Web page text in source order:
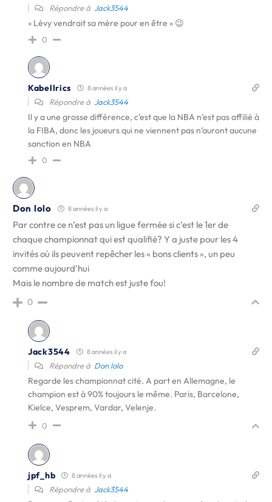
Répondre à Jack3544
« Lévy vendrait sa mère pour en être » 😉
0
Kabellrics 8 années il y a
Répondre à Jack3544
Il y a une grosse différence, c’est que la NBA n’est pas affilié à
la FIBA, donc les joueurs qui ne viennent pas n’auront aucune
sanction en NBA
0
Don lolo 8 années il y a
Par contre ce n’est pas un ligue fermée si c’est le 1er de
chaque championnat qui est qualifié? Y a juste pour les 4
invités où ils peuvent repêcher les « bons clients », un peu
comme aujourd’hui
Mais le nombre de match est juste fou!
0
Jack3544 8 années il y a
Répondre à Don lolo
Regarde les championnat cité. A part en Allemagne, le
champion est à 90% toujours le même. Paris, Barcelone,
Kielce, Vesprem, Vardar, Velenje.
0
jpf_hb 8 années il y a
Répondre à Jack3544